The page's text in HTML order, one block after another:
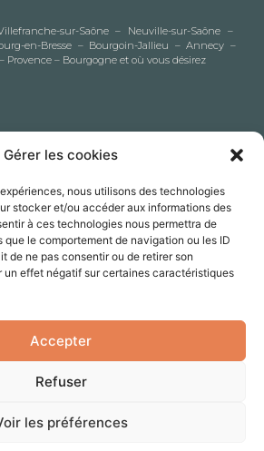
Gérer les cookies
nous utilisons des technologies
stocker et/ou accéder aux informations des
à ces technologies nous permettra de
que le comportement de navigation ou les ID
de ne pas consentir ou de retirer son
effet négatif sur certaines caractéristiques
Accepter
Refuser
les préférences
sur-Saône – Neuville-sur-Saône –
en-Bresse – Bourgoin-Jallieu – Annecy –
Provence – Bourgogne et où vous désirez
06 87 79 64 62
Siret : 809 010 457 00038
–CGV–À propos